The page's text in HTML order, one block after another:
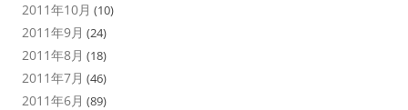
2011年10月 (10)
2011年9月 (24)
2011年8月 (18)
2011年7月 (46)
2011年6月 (89)